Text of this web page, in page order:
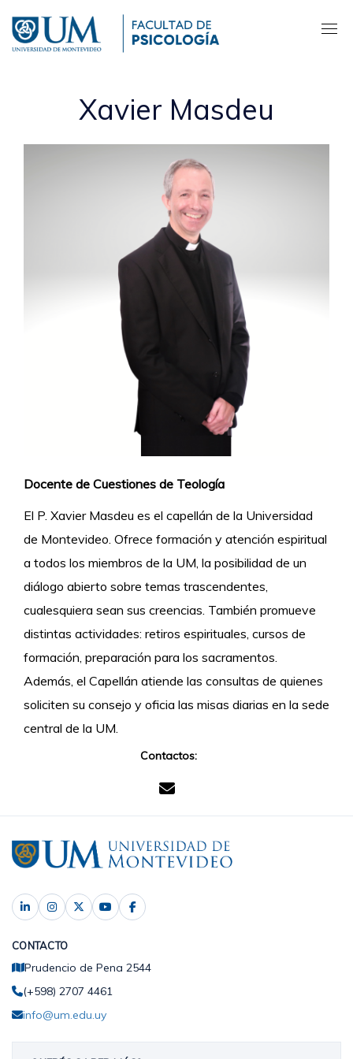
contenido
principal
Xavier Masdeu
Docente de Cuestiones de Teología
El P. Xavier Masdeu es el capellán de la Universidad
de Montevideo. Ofrece formación y atención espiritual
a todos los miembros de la UM, la posibilidad de un
diálogo abierto sobre temas trascendentes,
cualesquiera sean sus creencias. También promueve
distintas actividades: retiros espirituales, cursos de
formación, preparación para los sacramentos.
Además, el Capellán atiende las consultas de quienes
soliciten su consejo y oficia las misas diarias en la sede
central de la UM.
Contactos:
CONTACTO
Prudencio de Pena 2544
(+598) 2707 4461
info@um.edu.uy